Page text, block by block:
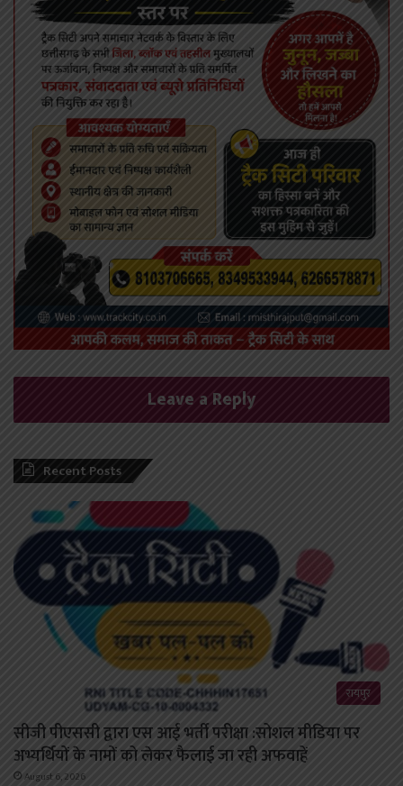
Leave a Reply
Recent Posts
रायपुर
सीजी पीएससी द्वारा एस आई भर्ती परीक्षा :सोशल मीडिया पर
अभ्यर्थियों के नामों को लेकर फैलाई जा रही अफवाहें
August 6, 2026